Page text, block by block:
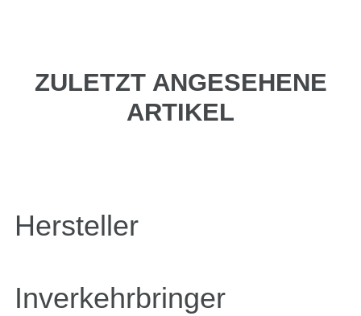
ZULETZT ANGESEHENE
ARTIKEL
Hersteller
Inverkehrbringer